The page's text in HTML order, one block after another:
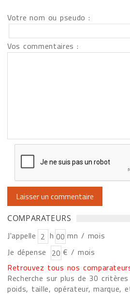
Votre nom ou pseudo :
Vos commentaires :
COMPARATEURS
J'appelle h
mn / mois
Je dépense
€ / mois
Retrouvez tous nos
Recherche sur plus de 30
poids, taille, opérateur, marque,